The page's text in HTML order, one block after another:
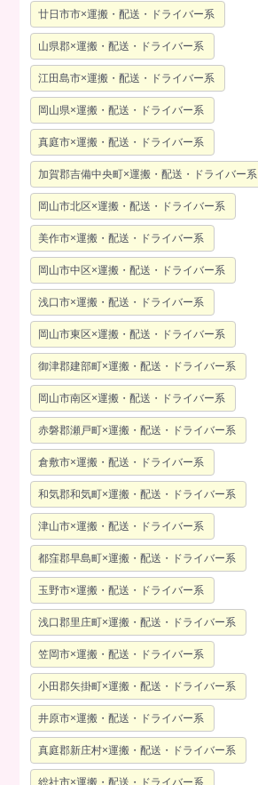
廿日市市×運搬・配送・ドライバー系
山県郡×運搬・配送・ドライバー系
江田島市×運搬・配送・ドライバー系
岡山県×運搬・配送・ドライバー系
真庭市×運搬・配送・ドライバー系
加賀郡吉備中央町×運搬・配送・ドライバー系
岡山市北区×運搬・配送・ドライバー系
美作市×運搬・配送・ドライバー系
岡山市中区×運搬・配送・ドライバー系
浅口市×運搬・配送・ドライバー系
岡山市東区×運搬・配送・ドライバー系
御津郡建部町×運搬・配送・ドライバー系
岡山市南区×運搬・配送・ドライバー系
赤磐郡瀬戸町×運搬・配送・ドライバー系
倉敷市×運搬・配送・ドライバー系
和気郡和気町×運搬・配送・ドライバー系
津山市×運搬・配送・ドライバー系
都窪郡早島町×運搬・配送・ドライバー系
玉野市×運搬・配送・ドライバー系
浅口郡里庄町×運搬・配送・ドライバー系
笠岡市×運搬・配送・ドライバー系
小田郡矢掛町×運搬・配送・ドライバー系
井原市×運搬・配送・ドライバー系
真庭郡新庄村×運搬・配送・ドライバー系
総社市×運搬・配送・ドライバー系